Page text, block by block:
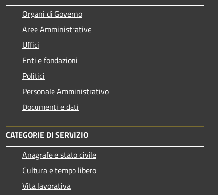
Organi di Governo
Aree Amministrative
Uffici
Enti e fondazioni
Politici
Personale Amministrativo
Documenti e dati
CATEGORIE DI SERVIZIO
Anagrafe e stato civile
Cultura e tempo libero
Vita lavorativa